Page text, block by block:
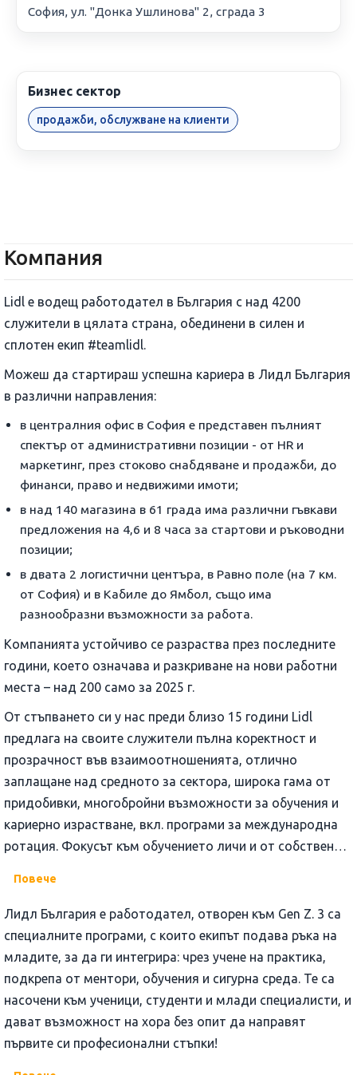
София, ул. "Донка Ушлинова" 2, сграда 3
Бизнес сектор
продажби, обслужване на клиенти
Компания
Lidl е водещ работодател в България с над 4200
служители в цялата страна, обединени в силен и
сплотен екип #teamlidl.
Можеш да стартираш успешна кариера в Лидл България
в различни направления:
в централния офис в София е представен пълният
спектър от административни позиции - от HR и
маркетинг, през стоково снабдяване и продажби, до
финанси, право и недвижими имоти;
в над 140 магазина в 61 града има различни гъвкави
предложения на 4,6 и 8 часа за стартови и ръководни
позиции;
в двата 2 логистични центъра, в Равно поле (на 7 км.
от София) и в Кабиле до Ямбол, също има
разнообразни възможности за работа.
Компанията устойчиво се разраства през последните
години, което означава и разкриване на нови работни
места – над 200 само за 2025 г.
От стъпването си у нас преди близо 15 години Lidl
предлага на своите служители пълна коректност и
прозрачност във взаимоотношенията, отлично
заплащане над средното за сектора, широка гама от
придобивки, многобройни възможности за обучения и
кариерно израстване, вкл. програми за международна
ротация. Фокусът към обучението личи и от собствения
Повече
Лидл България е работодател, отворен към Gen Z. 3 са
специалните програми, с които екипът подава ръка на
младите, за да ги интегрира: чрез учене на практика,
подкрепа от ментори, обучения и сигурна среда. Те са
насочени към ученици, студенти и млади специалисти, и
дават възможност на хора без опит да направят
първите си професионални стъпки!